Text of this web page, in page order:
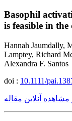
Basophil
is feasible in
Hannah Jaumdally,
Lamptey, Richard
Alexandra F. Santos
doi : 10.1111/
آنلاین مقاله